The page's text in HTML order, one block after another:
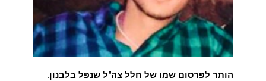
הותר לפרסום שמו של חלל צה"ל שנפל בלבנון.